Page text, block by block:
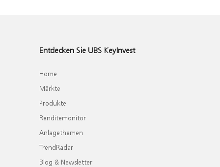
Entdecken Sie UBS KeyInvest
Home
Märkte
Produkte
Renditemonitor
Anlagethemen
TrendRadar
Blog & Newsletter